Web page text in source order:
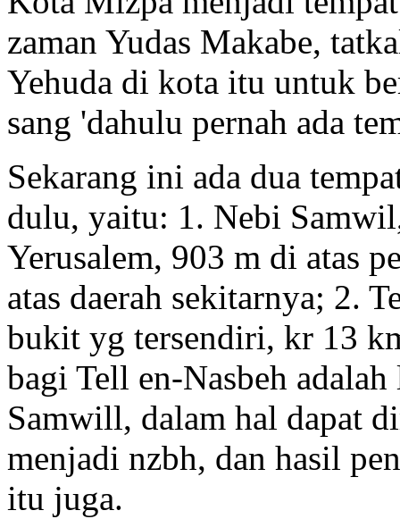
zaman Yudas Makabe,
Yehuda di kota itu untuk
sang 'dahulu pernah ada
Sekarang ini ada dua
dulu, yaitu: 1. Nebi
Yerusalem, 903 m di atas
atas daerah sekitarnya; 2.
bukit yg tersendiri, kr 13
bagi Tell en-Nasbeh
Samwill, dalam hal dapat
menjadi nzbh, dan hasil
itu juga.